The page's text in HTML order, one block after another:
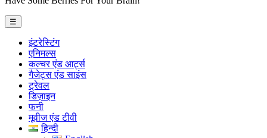
☰
इंटरेस्टिंग
एनिमल्स
कल्चर एंड आर्ट्स
गैजेट्स एंड साइंस
ट्रेवल
डिज़ाइन
फनी
मूवीज एंड टीवी
हिन्दी